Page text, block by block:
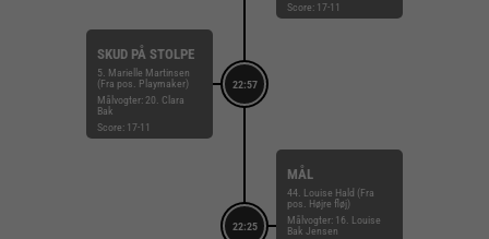
Score: 17-11
22:57
SKUD PÅ STOLPE
5. Marielle Martinsen
(Fra pos. Playmaker)
Målvogter: 20. Clara
Bak
Score: 17-11
22:25
MÅL
44. Louise Hald (Fra
pos. Højre fløj)
Målvogter: 16. Louise
Bak Jensen